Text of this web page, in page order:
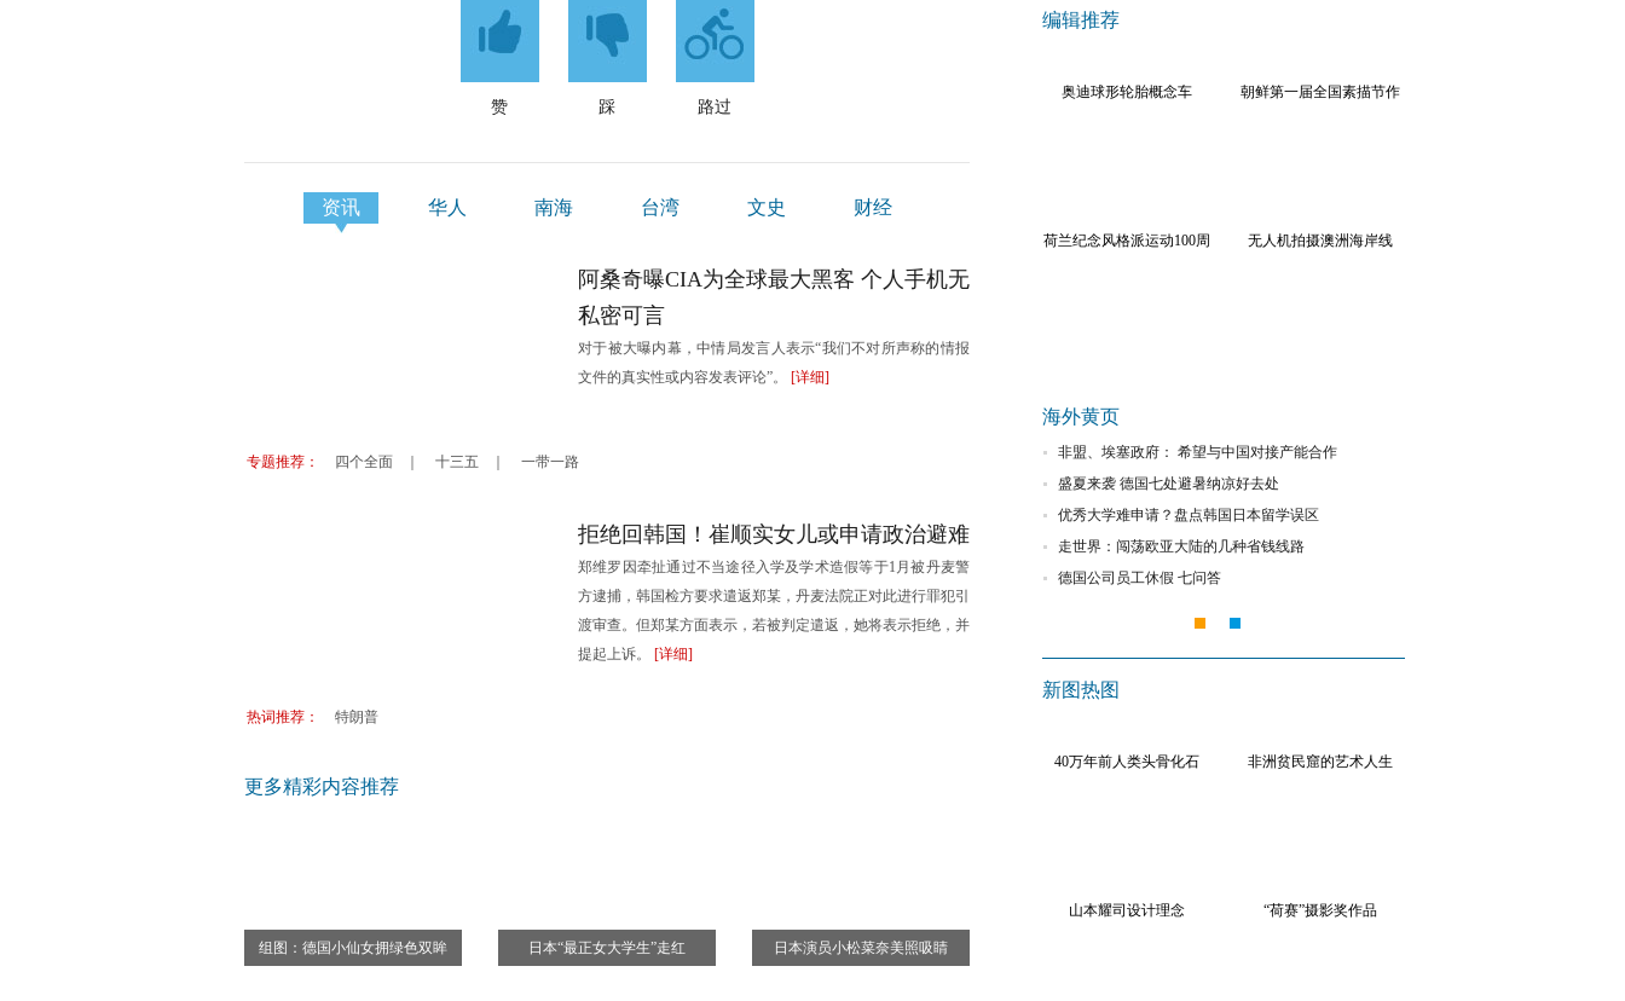
赞 踩 路过
资讯 华人 南海 台湾 文史
财经
阿桑奇曝CIA为全球最大黑客 个人手机无
私密可言
对于被大曝内幕，中情局发言人表示“我们不对所声称的情报
文件的真实性或内容发表评论”。 [详细]
专题推荐： 四个全面 十三五 一带一路
拒绝回韩国！崔顺实女儿或申请政治避难
郑维罗因牵扯通过不当途径入学及学术造假等于1月被丹麦警
方逮捕，韩国检方要求遣返郑某，丹麦法院正对此进行罪犯引
渡审查。但郑某方面表示，若被判定遣返，她将表示拒绝，并
提起上诉。 [详细]
热词推荐： 特朗普
美起诉6中国人 ｜ 美丽心灵原型去世
更多精彩内容推荐
组图：德国小仙女拥绿色双眸 日本“最正女大学生”走红 日本演员小松菜奈美照吸睛
编辑推荐
奥迪球形轮胎概念车
朝鲜第一届全国素描节作
荷兰纪念风格派运动100周
无人机拍摄澳洲海岸线
海外黄页
非盟、埃塞政府： 希望与中国对接产能合作
中华旅游小姐环球大赛葡萄牙佳丽摘冠
德国幼儿园质量参差不齐 怎样才是好的标准？
非盟、埃塞政府： 希望与中国对接产能合作
盛夏来袭 德国七处避暑纳凉好去处
优秀大学难申请？盘点韩国日本留学误区
走世界：闯荡欧亚大陆的几种省钱线路
德国公司员工休假 七问答
新图热图
40万年前人类头骨化石 非洲贫民窟的艺术人生
山本耀司设计理念 “荷赛”摄影奖作品